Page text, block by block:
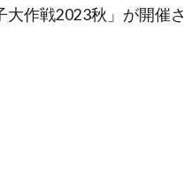
作戦2023秋」が開催さ